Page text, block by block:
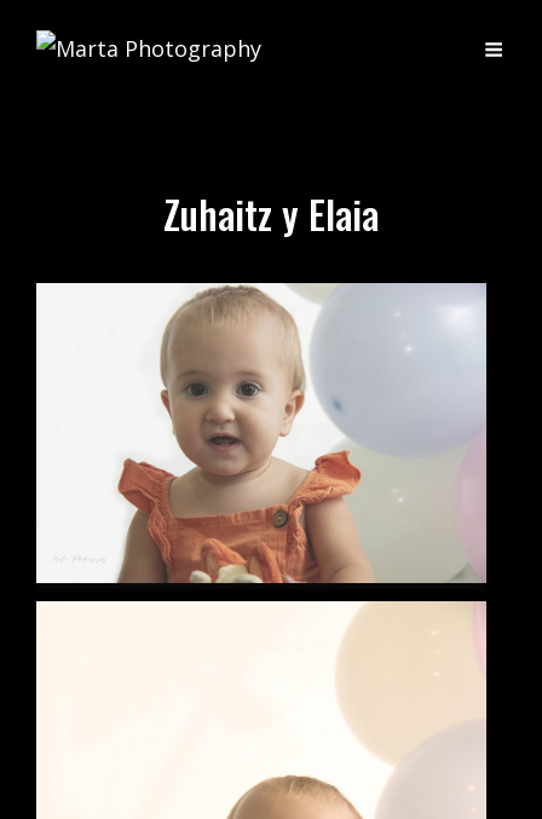
Zuhaitz y Elaia